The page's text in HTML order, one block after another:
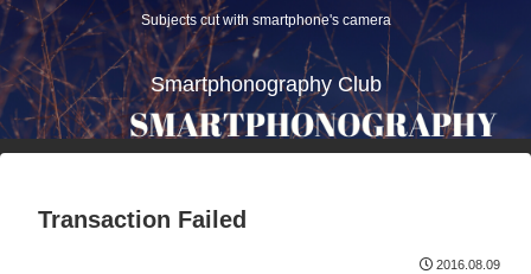
Subjects cut with smartphone's camera
Smartphonography Club
Transaction Failed
2016.08.09